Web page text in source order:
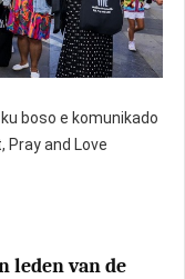
boso e komunikado
Pray and Love
leden van de